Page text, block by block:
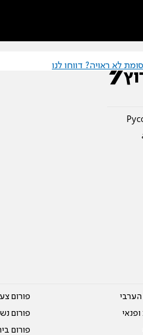
לא ראויה? דווחו לנו
הערבי
פורום
פורום
פורום